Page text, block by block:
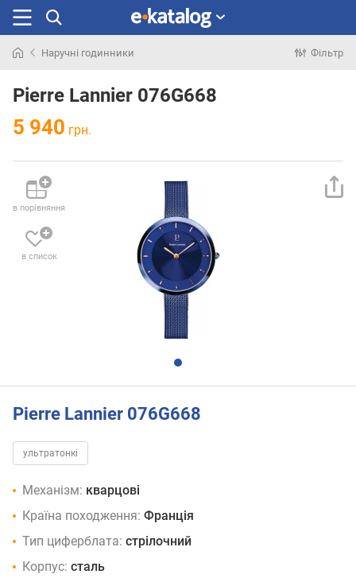
раніше
Наручні годинники Фільтр
Pierre Lannier 076G668
5 940 грн.
в порівняння
в список
Pierre Lannier 076G668
ультратонкі
Механізм: кварцові
Країна походження: Франція
Тип циферблата: стрілочний
Корпус: сталь